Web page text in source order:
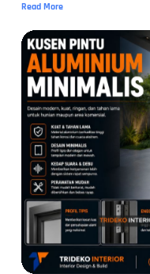
Read More